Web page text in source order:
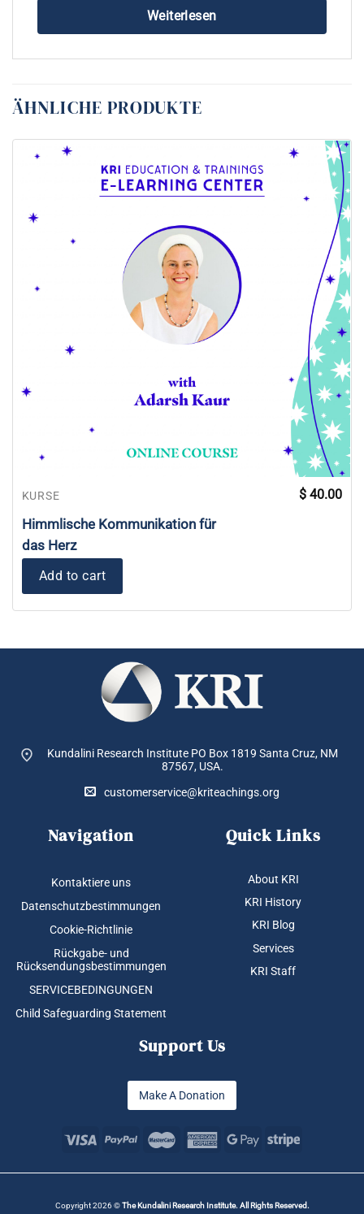
Weiterlesen
ÄHNLICHE PRODUKTE
KURSE
Himmlische Kommunikation für
das Herz
$ 40.00
Add to cart
Kundalini Research Institute PO Box 1819 Santa Cruz, NM
87567, USA.
customerservice@kriteachings.org
Navigation
Kontaktiere uns
Datenschutzbestimmungen
Cookie-Richtlinie
Rückgabe- und
Rücksendungsbestimmungen
SERVICEBEDINGUNGEN
Child Safeguarding Statement
Quick Links
About KRI
KRI History
KRI Blog
Services
KRI Staff
Support Us
Make A Donation
Copyright 2026 ©The Kundalini Research Institute. All Rights Reserved.